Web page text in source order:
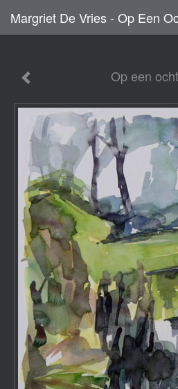
Margriet De Vries - Op Een
Op een